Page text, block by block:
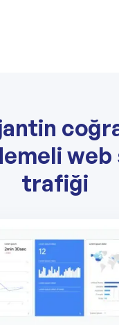
trafiği